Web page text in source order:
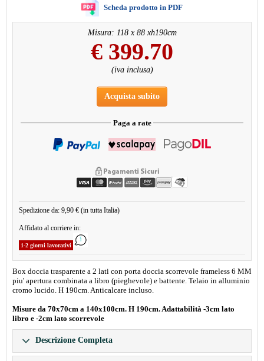
Scheda prodotto in PDF
Misura: 118 x 88 xh190cm
€ 399.70
(iva inclusa)
Acquista subito
Paga a rate
Spedizione da: 9,90 € (in tutta Italia)
Affidato al corriere in:
1-2 giorni lavorativi
Box doccia trasparente a 2 lati con porta doccia scorrevole frameless 6 MM
piu' apertura combinata a libro (pieghevole) e battente. Telaio in alluminio
cromo lucido. H 190cm. Anticalcare incluso.
Misure da 70x70cm a 140x100cm. H 190cm. Adattabilità -3cm lato
libro e -2cm lato scorrevole
Descrizione Completa